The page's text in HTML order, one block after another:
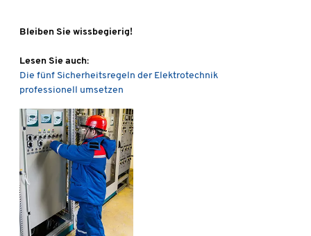
Bleiben Sie wissbegierig!
Lesen Sie auch:
Die fünf Sicherheitsregeln der Elektrotechnik
professionell umsetzen